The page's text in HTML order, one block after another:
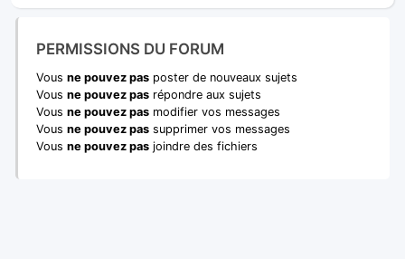
PERMISSIONS DU FORUM
Vous ne pouvez pas poster de nouveaux sujets
Vous ne pouvez pas répondre aux sujets
Vous ne pouvez pas modifier vos messages
Vous ne pouvez pas supprimer vos messages
Vous ne pouvez pas joindre des fichiers